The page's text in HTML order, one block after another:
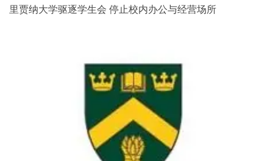
里贾纳大学驱逐学生会 停止校内办公与经营场所